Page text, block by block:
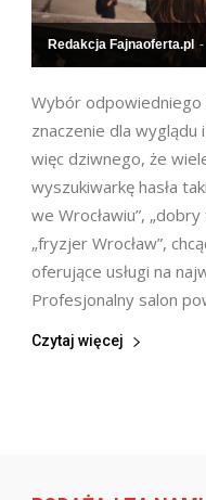
Redakcja Fajnaoferta.pl -
Wybór
znaczenie dla wyglądu
więc dziwnego, że
wyszukiwarkę hasła
we Wrocławiu”,
„fryzjer Wrocław”,
oferujące usługi na
Profesjonalny salon
Czytaj więcej